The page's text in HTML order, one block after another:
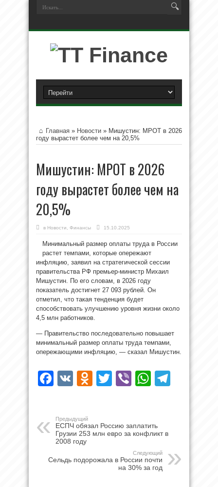
Главная » Новости » Мишустин: МРОТ в 2026
году вырастет более чем на 20,5%
Мишустин: МРОТ в 2026
году вырастет более чем на
20,5%
в Новости Финансы 15.10.2025
Минимальный размер оплаты труда в России
растет темпами, которые опережают
инфляцию, заявил на стратегической сессии
правительства РФ премьер-министр Михаил
Мишустин. По его словам, в 2026 году
показатель достигнет 27 093 рублей. Он
отметил, что такая тенденция будет
способствовать улучшению уровня жизни около
4,5 млн работников.
— Правительство последовательно повышает
минимальный размер оплаты труда темпами,
опережающими инфляцию, — сказал Мишустин.
Facebook
VK Odnoklassniki
Twitter
Viber
Предыдущий
ЕСПЧ обязал Россию заплатить
Грузии 253 млн евро за конфликт в
2008 году
Следующий
Сельдь подорожала в России почти
на 30% за год